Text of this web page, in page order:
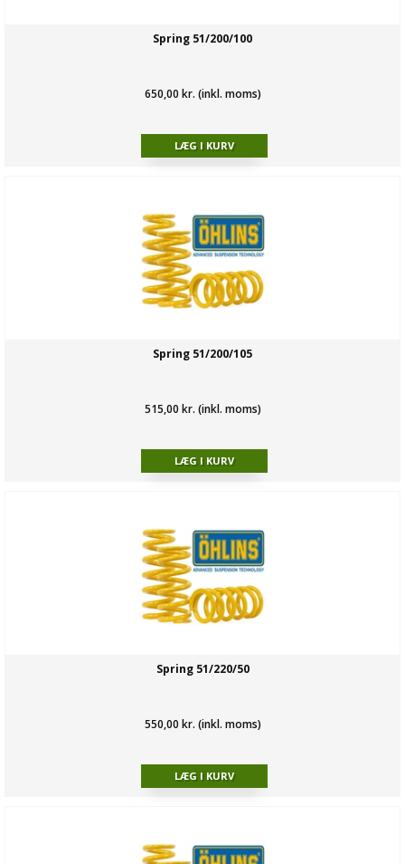
Spring 51/200/100
650,00 kr. (inkl. moms)
Spring 51/200/105
515,00 kr. (inkl. moms)
Spring 51/220/50
550,00 kr. (inkl. moms)